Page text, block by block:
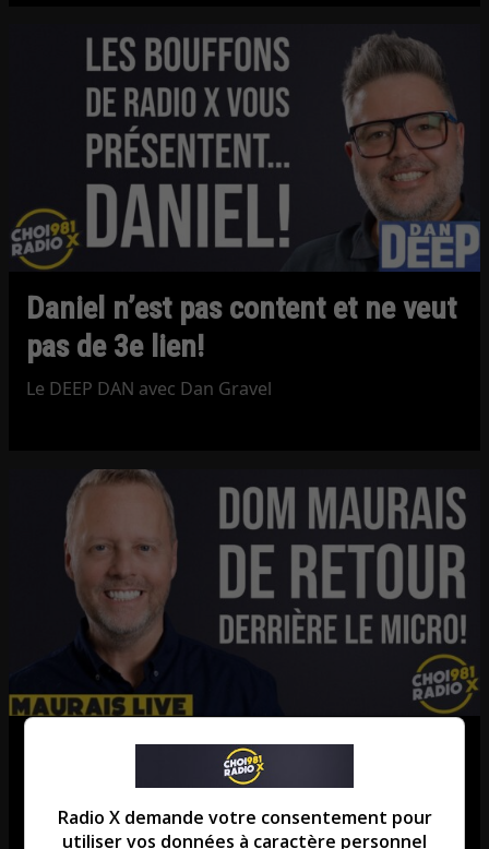
Daniel n’est pas content et ne veut
pas de 3e lien!
Le DEEP DAN avec Dan Gravel
Message à Ruba : les gais font
face à la peine de mort dans 35
pays musulmans! T’en dis quoi?
Radio X demande votre consentement pour
utiliser vos données à caractère personnel